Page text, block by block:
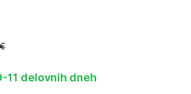
11 delovnih dneh